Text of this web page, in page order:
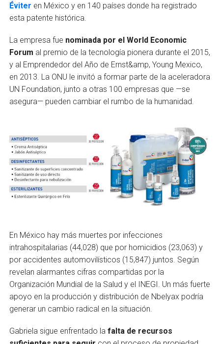
Éviter en México y en 140 países donde ha registrado
esta patente histórica.
La empresa fue nominada por el World Economic
Forum al premio de la tecnología pionera durante el 2015,
y al Emprendedor del Año de Ernst&amp, Young Mexico,
en 2013. La ONU le invitó a formar parte de la aceleradora
UN Foundation, junto a otras 100 empresas que —se
asegura— pueden cambiar el rumbo de la humanidad.
En México hay más muertes por infecciones
intrahospitalarias (44,028) que por homicidios (23,063) y
por accidentes automovilísticos (15,847) juntos. Según
revelan alarmantes cifras compartidas por la
Organización Mundial de la Salud y el INEGI. Un más fuerte
apoyo en la producción y distribución de Nbelyax podría
generar un cambio radical en la situación.
Gabriela sigue enfrentado la falta de recursos